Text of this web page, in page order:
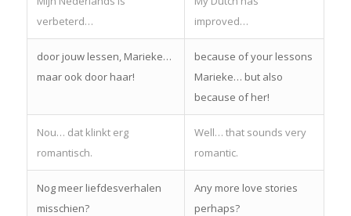
verbeterd…
improved…
door jouw lessen, Marieke…
maar ook door haar!
because of your lessons
Marieke… but also
because of her!
Nou… dat klinkt erg
romantisch.
Well… that sounds very
romantic.
Nog meer liefdesverhalen
misschien?
Any more love stories
perhaps?